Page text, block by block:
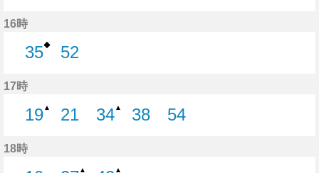
16時
35◆
52
17時
19▲
21
34▲
38
54
18時
▲ ▲